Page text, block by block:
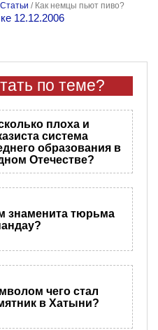
Статьи / Как немцы пьют пиво?
12.12.2006
по теме?
плоха и
система
образования в
Отечестве?
знаменита тюрьма
чего стал
в Хатыни?